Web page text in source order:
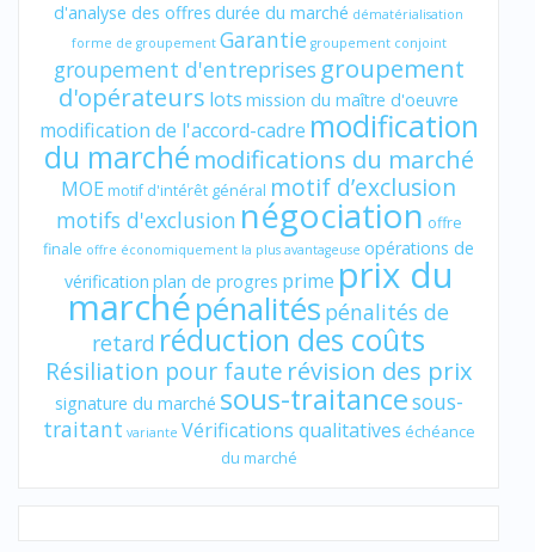
d'analyse des offres durée du marché dématérialisation
forme de groupement Garantie groupement conjoint
groupement d'entreprises groupement
d'opérateurs lots mission du maître d'oeuvre
modification de l'accord-cadre modification
du marché modifications du marché
MOE motif d'intérêt général motif d’exclusion
motifs d'exclusion négociation offre
finale offre économiquement la plus avantageuse opérations de
vérification plan de progres prime prix du
marchépénalités pénalités de
retard réduction des coûts
Résiliation pour faute révision des prix
signature du marché sous-traitancesous-
traitant variante Vérifications qualitatives échéance
du marché